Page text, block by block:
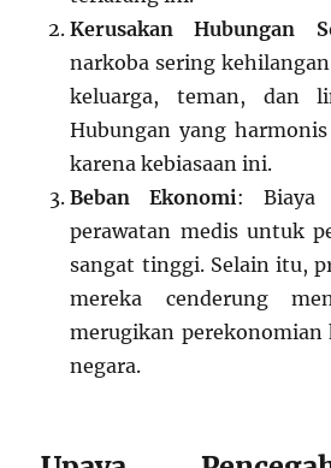
Kerusakan Hubungan
narkoba sering
keluarga, teman, dan
Hubungan yang
karena kebiasaan ini.
Beban Ekonomi: Biaya
perawatan medis untuk
sangat tinggi. Selain itu,
mereka cenderung
merugikan perekonomian
negara.